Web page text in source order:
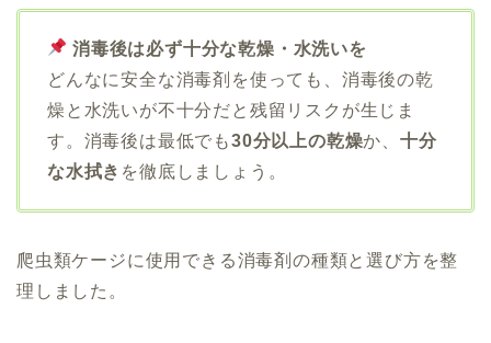
消毒後は必ず十分な乾燥・水洗いを
どんなに安全な消毒剤を使っても、消毒後の乾
燥と水洗いが不十分だと残留リスクが生じま
す。消毒後は最低でも30分以上の乾燥か、十分
な水拭き を徹底しましょう。
爬虫類ケージに使用できる消毒剤の種類と選び方を整
理しました。